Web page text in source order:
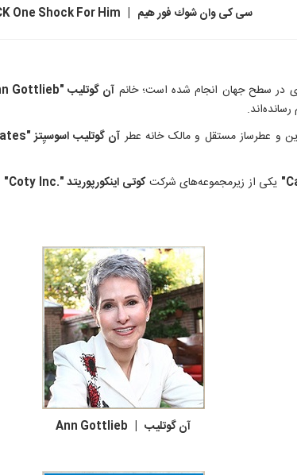
سی کی وان شوك فور هیم | CK One Shock For Him
در سطح جهان انجام شده است؛ خانم آن گوتلیب "Ann Gottlieb"
و عطرساز مستقل و مالک خانه عطر آن گوتلیب اسوسیِتز "Ann Gottlieb Associates"
یکی از زیرمجموعه‌های شرکتکوتی اینکورپوریتد ".Coty Inc"
آن گوتلیب | Ann Gottlieb